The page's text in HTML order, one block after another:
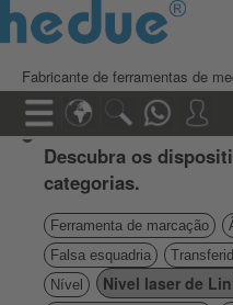
Fabricante de ferramentas de
Descubra os
categorias.
Ferramenta de marcação
Falsa esquadria
Nível
Nivel laser de